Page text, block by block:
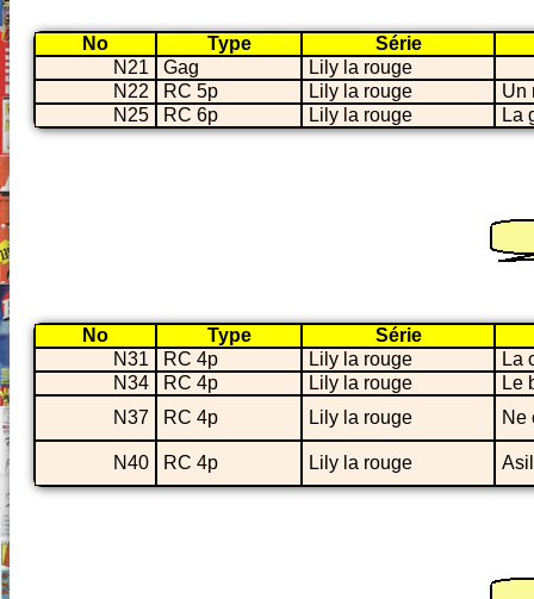
No Type
Série
N21
Gag
Lily la rouge
N22
RC 5p Lily la rouge
Un
N25
RC 6p Lily la rouge La
No Type
Série
N31
RC 4p Lily la rouge
La
N34
RC 4p Lily la rouge
Le
N37
RC 4p Lily la rouge Ne
N40 RC 4p Lily la rouge